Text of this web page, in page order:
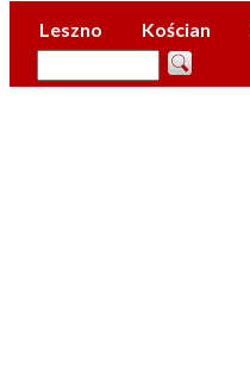
Leszno Kościan